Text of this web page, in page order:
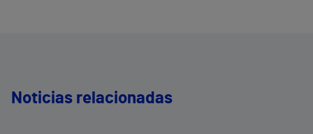
Noticias relacionadas